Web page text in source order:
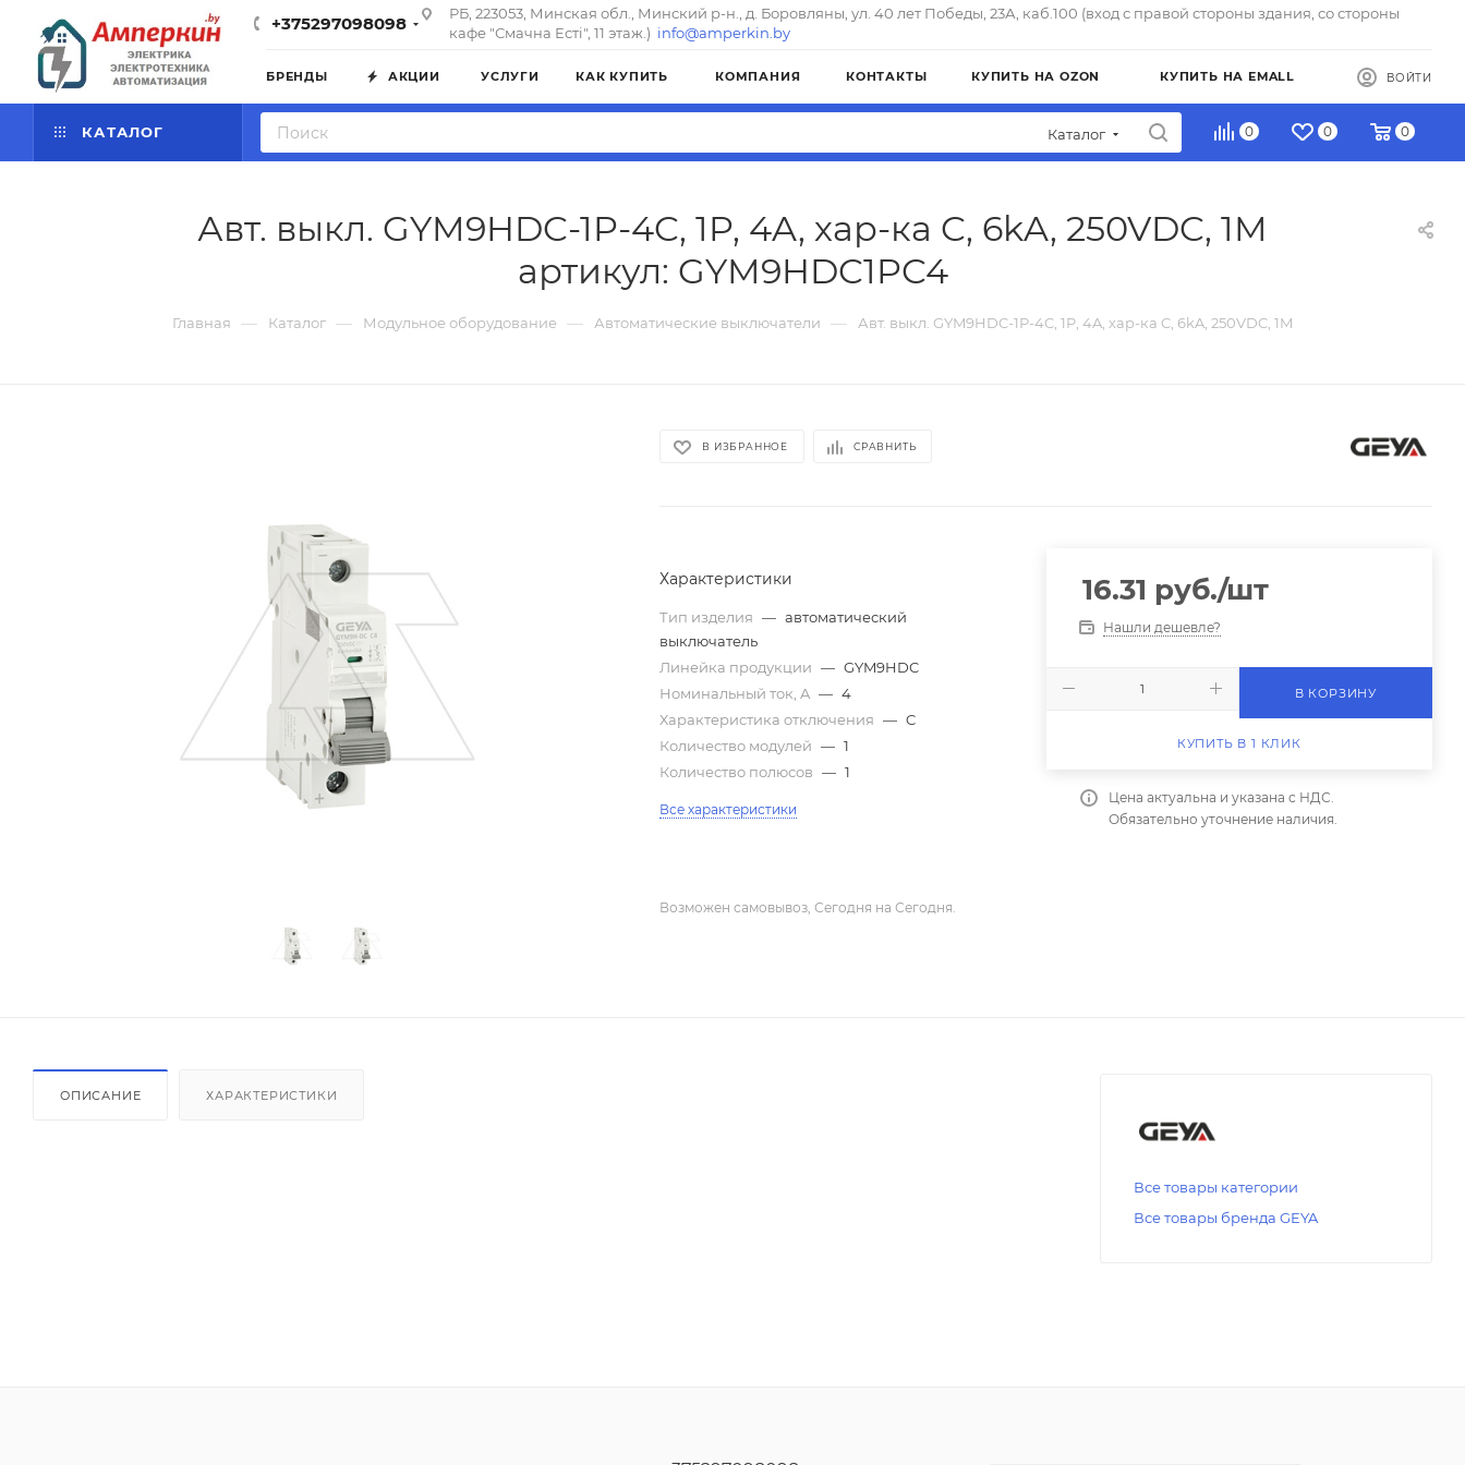
+375297098098
РБ, 223053, Минская обл., Минский р-н., д. Боровляны, ул. 40 лет Победы, 23А, каб.100 (вход с правой стороны здания, со стороны
кафе "Смачна Естi", 11 этаж.) info@amperkin.by
БРЕНДЫ АКЦИИ УСЛУГИ КАК КУПИТЬ КОМПАНИЯ КОНТАКТЫ КУПИТЬ НА OZON КУПИТЬ НА EMALL ВОЙТИ
КАТАЛОГ Каталог 0 0 0
Авт. выкл. GYM9HDC-1P-4C, 1P, 4A, хар-ка C, 6kA, 250VDC, 1M
артикул: GYM9HDC1PC4
Главная — Каталог — Модульное оборудование — Автоматические выключатели — Авт. выкл. GYM9HDC-1P-4C, 1P, 4A, хар-ка C, 6kA, 250VDC, 1M
В ИЗБРАННОЕ СРАВНИТЬ
Характеристики
Тип изделия — автоматический
выключатель
Линейка продукции — GYM9HDC
Номинальный ток, A — 4
Характеристика отключения — C
Количество модулей — 1
Количество полюсов — 1
Все характеристики
16.31 руб./шт
Нашли дешевле?
В КОРЗИНУ
КУПИТЬ В 1 КЛИК
Цена актуальна и указана с НДС.
Обязательно уточнение наличия.
Возможен самовывоз, Сегодня на Сегодня.
ОПИСАНИЕ ХАРАКТЕРИСТИКИ
Все товары категории
Все товары бренда GEYA